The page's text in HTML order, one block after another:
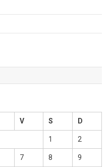
V S D
1 2
7 8 9